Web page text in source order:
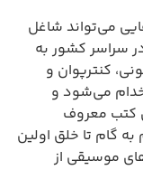
می‌تواند شاغل
سراسر کشور به
کنترپوان و
می‌شود و
کتب معروف
گام تا خلق اولین
موسیقی از